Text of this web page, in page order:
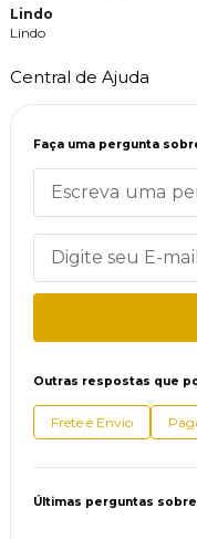
Lindo
Lindo
Central de Ajuda
Faça uma pergunta
Outras respostas que
Frete e Envio
Últimas perguntas